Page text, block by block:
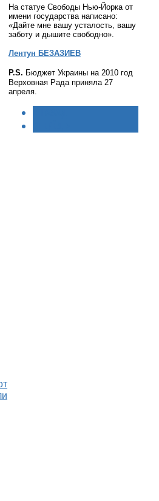
На статуе Свободы Нью-Йорка от
имени государства написано:
«Дайте мне вашу усталость, вашу
заботу и дышите свободно».
Лентун БЕЗАЗИЕВ
P.S. Бюджет Украины на 2010 год
Верховная Рада приняла 27
апреля.